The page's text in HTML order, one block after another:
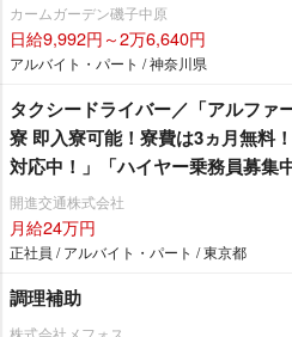
カームガーデン磯子中原
日給9,992円～2万6,640円
アルバイト・パート / 神奈川県
タクシードライバー／「アルファ
寮 即入寮可能！寮費は3ヵ月無料
対応中！」「ハイヤー乗務員募集
客様の送迎をお願い致します。羽
メインとなります。」「女性ドラ
し！」 東京無線加盟で安定収入
開進交通株式会社
月給24万円
正社員 / アルバイト・パート / 東京都
調理補助
株式会社メフォス